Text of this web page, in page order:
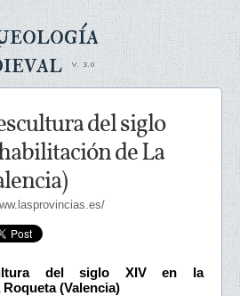
del siglo
de La
del siglo XIV en la
(Valencia)